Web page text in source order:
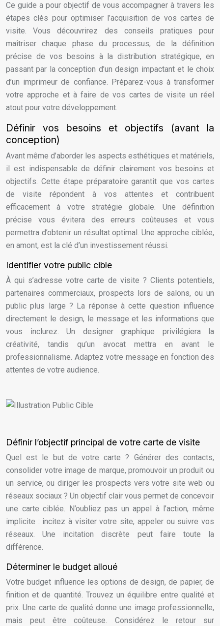
Ce guide a pour objectif de vous accompagner à travers les
étapes clés pour optimiser l’acquisition de vos cartes de
visite. Vous découvrirez des conseils pratiques pour
maîtriser chaque phase du processus, de la définition
précise de vos besoins à la distribution stratégique, en
passant par la conception d’un design impactant et le choix
d’un imprimeur de confiance. Préparez-vous à transformer
votre approche et à faire de vos cartes de visite un réel
atout pour votre développement.
Définir vos besoins et objectifs (avant la
conception)
Avant même d’aborder les aspects esthétiques et matériels,
il est indispensable de définir clairement vos besoins et
objectifs. Cette étape préparatoire garantit que vos cartes
de visite répondent à vos attentes et contribuent
efficacement à votre stratégie globale. Une définition
précise vous évitera des erreurs coûteuses et vous
permettra d’obtenir un résultat optimal. Une approche ciblée,
en amont, est la clé d’un investissement réussi.
Identifier votre public cible
À qui s’adresse votre carte de visite ? Clients potentiels,
partenaires commerciaux, prospects lors de salons, ou un
public plus large ? La réponse à cette question influence
directement le design, le message et les informations que
vous inclurez. Un designer graphique privilégiera la
créativité, tandis qu’un avocat mettra en avant le
professionnalisme. Adaptez votre message en fonction des
attentes de votre audience.
Définir l’objectif principal de votre carte de visite
Quel est le but de votre carte ? Générer des contacts,
consolider votre image de marque, promouvoir un produit ou
un service, ou diriger les prospects vers votre site web ou
réseaux sociaux ? Un objectif clair vous permet de concevoir
une carte ciblée. N’oubliez pas un appel à l’action, même
implicite : incitez à visiter votre site, appeler ou suivre vos
réseaux. Une incitation discrète peut faire toute la
différence.
Déterminer le budget alloué
Votre budget influence les options de design, de papier, de
finition et de quantité. Trouvez un équilibre entre qualité et
prix. Une carte de qualité donne une image professionnelle,
mais peut être coûteuse. Considérez le retour sur